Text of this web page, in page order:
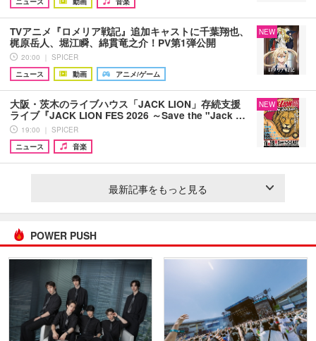
TVアニメ『ロメリア戦記』追加キャストに千葉翔也、
梶原岳人、堀江瞬、綿貫竜之介！PV第1弾公開
20:00 ｜ SPICER
ニュース
動画 アニメ/ゲーム
NEW
大阪・茨木のライブハウス「JACK LION」存続支援
ライブ『JACK LION FES 2026 ～Save the "Jack …
19:00 ｜ SPICER
ニュース
音楽
NEW
最新記事をもっと見る
POWER PUSH